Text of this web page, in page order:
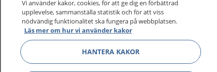
sjukdomar och vilka mottagningar du kan kontakta.
Logga in för att läsa din journal och göra dina
vårdärenden. Ring telefonnummer 1177 för
sjukvårdsrådgivning dygnet runt.
1177 ger dig råd när du vill må bättre.
Vi använder kakor, cookies, för att ge dig en förbättrad
upplevelse, sammanställa statistik och för att viss
nödvändig funktionalitet ska fungera på webbplatsen.
Läs mer om hur vi använder kakor
HANTERA KAKOR